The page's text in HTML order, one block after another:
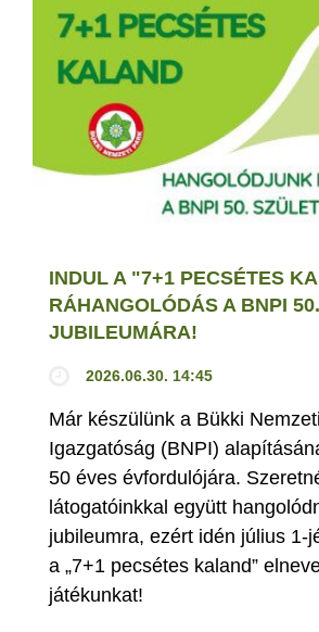
INDUL A "7+1 PECSÉTES
RÁHANGOLÓDÁS A BNPI 50.
JUBILEUMÁRA!
2026.06.30. 14:45
Már készülünk a Bükki
Igazgatóság (BNPI)
50 éves évfordulójára.
látogatóinkkal együtt
jubileumra, ezért idén július 1-
a „7+1 pecsétes kaland”
játékunkat!